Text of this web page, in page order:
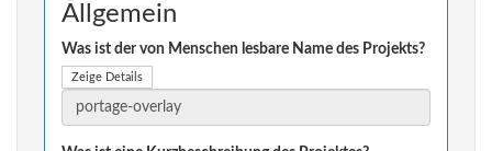
Allgemein
Was ist der von Menschen lesbare Name des Projekts?
Zeige Details